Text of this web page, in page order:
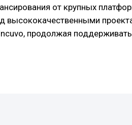
от крупных
высококачественными
продолжая